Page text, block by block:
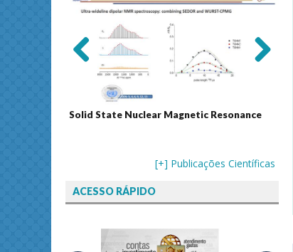
Solid State Nuclear Magnetic Resonance
[+] Publicações Científicas
ACESSO RÁPIDO